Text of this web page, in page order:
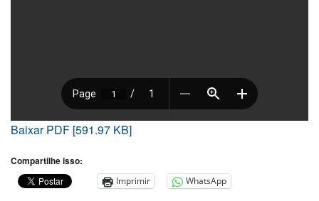
Baixar PDF [591.97 KB]
Compartilhe isso:
Imprimir WhatsApp